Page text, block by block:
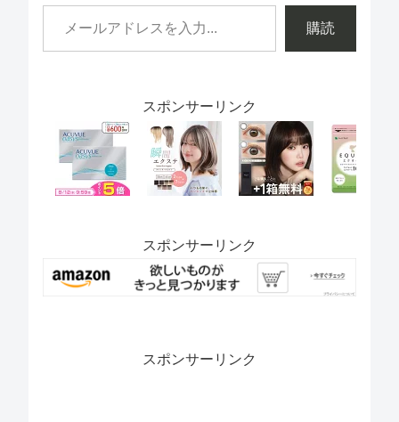
購読
スポンサーリンク
スポンサーリンク
スポンサーリンク